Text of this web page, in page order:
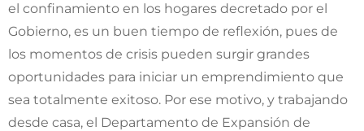
el confinamiento en los hogares decretado por el
Gobierno, es un buen tiempo de reflexión, pues de
los momentos de crisis pueden surgir grandes
oportunidades para iniciar un emprendimiento que
sea totalmente exitoso. Por ese motivo, y trabajando
desde casa, el Departamento de Expansión de